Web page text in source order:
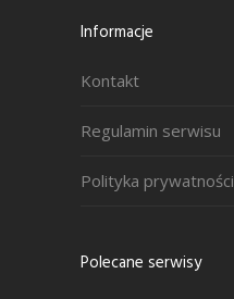
Informacje
Kontakt
Regulamin serwisu
Polityka prywatności
Polecane serwisy